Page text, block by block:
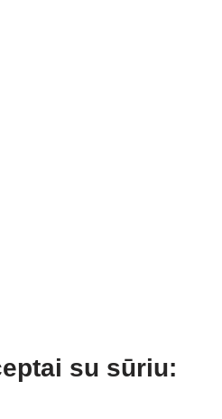
su sūriu: